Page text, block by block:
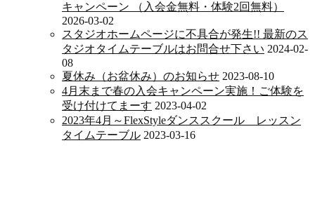
キャンペーン （入会金無料・体験2回無料）
2026-03-02
スタジオホームページに不具合が発生!! 最新のス
タジオタイムテーブルはお問合せ下さい 2024-02-
08
夏休み（お盆休み）のお知らせ 2023-08-10
4月末まで春の入会キャンペーン実施！ご体験を
受け付けてまーす 2023-04-02
2023年4月～FlexStyleダンススクール レッスン
タイムテーブル 2023-03-16